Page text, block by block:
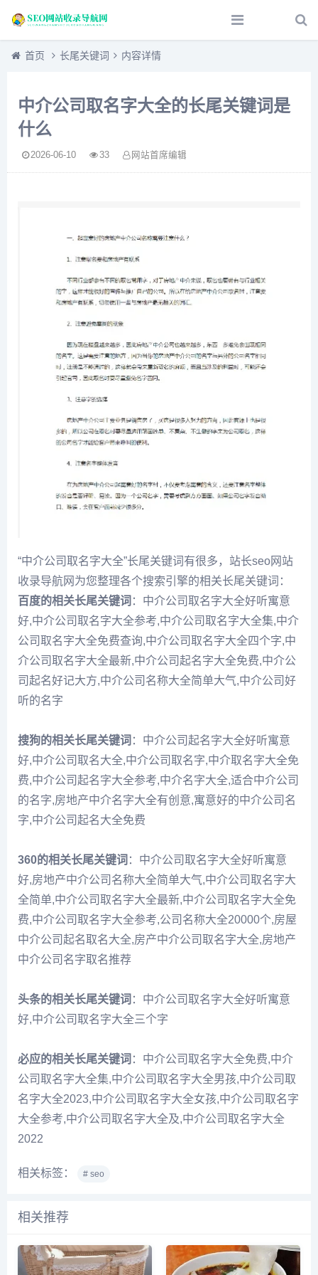
首页 长尾关键词 内容详情
中介公司取名字大全的长尾关键词是
什么
2026-06-10 33 网站首席编辑
“中介公司取名字大全”长尾关键词有很多，站长seo网站
收录导航网为您整理各个搜索引擎的相关长尾关键词：
百度的相关长尾关键词 ：中介公司取名字大全好听寓意
好,中介公司取名字大全参考,中介公司取名字大全集,中介
公司取名字大全免费查询,中介公司取名字大全四个字,中
介公司取名字大全最新,中介公司起名字大全免费,中介公
司起名好记大方,中介公司名称大全简单大气,中介公司好
听的名字
搜狗的相关长尾关键词 ：中介公司起名字大全好听寓意
好,中介公司取名大全,中介公司取名字,中介取名字大全免
费,中介公司起名字大全参考,中介名字大全,适合中介公司
的名字,房地产中介名字大全有创意,寓意好的中介公司名
字,中介公司起名大全免费
360的相关长尾关键词 ：中介公司取名字大全好听寓意
好,房地产中介公司名称大全简单大气,中介公司取名字大
全简单,中介公司取名字大全最新,中介公司取名字大全免
费,中介公司取名字大全参考,公司名称大全20000个,房屋
中介公司起名取名大全,房产中介公司取名字大全,房地产
中介公司名字取名推荐
头条的相关长尾关键词 ：中介公司取名字大全好听寓意
好,中介公司取名字大全三个字
必应的相关长尾关键词 ：中介公司取名字大全免费,中介
公司取名字大全集,中介公司取名字大全男孩,中介公司取
名字大全2023,中介公司取名字大全女孩,中介公司取名字
大全参考,中介公司取名字大全及,中介公司取名字大全
2022
相关标签： # seo
相关推荐